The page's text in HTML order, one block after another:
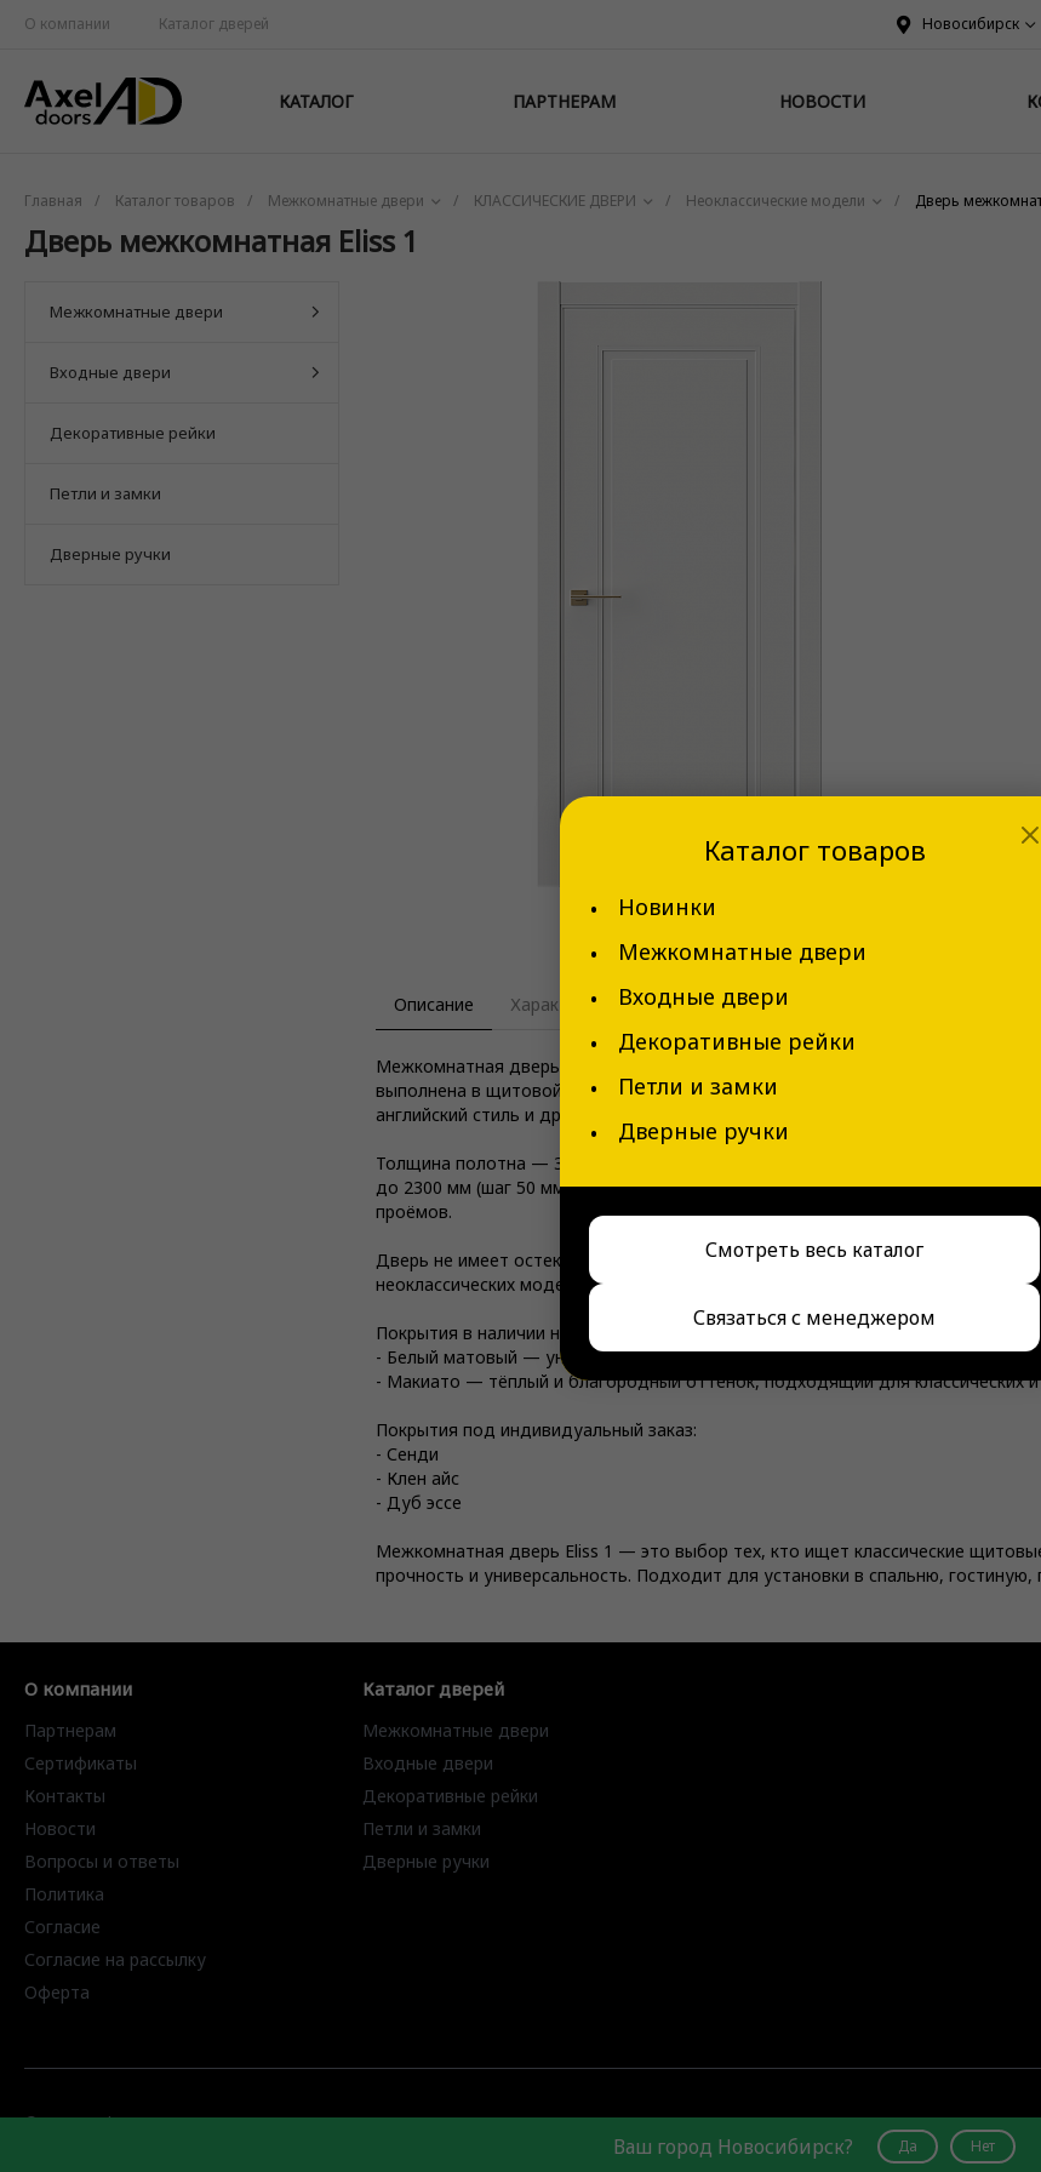
О компании Каталог дверей Новосибирск
Ваш город Новосибирск? Да Нет
КАТАЛОГ ПАРТНЕРАМ НОВОСТИ
Главная / Каталог товаров / Межкомнатные двери / КЛАССИЧЕСКИЕ ДВЕРИ / Неоклассические модели / Дверь
Дверь межкомнатная Eliss 1
Межкомнатные двери
Входные двери
Декоративные рейки
Петли и замки
Дверные ручки
Описание Характеристики
Межкомнатная дверь Eliss 1 — это элегантное и изысканное решение для
выполнена в щитовой неоклассической конструкции, что делает её
английский стиль и другие традиционные направления.
Толщина полотна — 38 мм, что обеспечивает надёжность, звукоизоляцию
до 2300 мм (шаг 50 мм), а ширина — от 400 до 950 мм (шаг 50 мм), что
проёмов.
Дверь не имеет остекления, алюминиевой кромки и молдингов, что
неоклассических моделей. Это делает её особенно привлекательной для
Покрытия в наличии на складе:
- Белый матовый — универсальное и элегантное решение для светлых
- Макиато — тёплый и благородный оттенок, подходящий для классических и
Покрытия под индивидуальный заказ:
- Сенди
- Клен айс
- Дуб эссе
Межкомнатная дверь Eliss 1 — это выбор тех, кто ищет классические
прочность и универсальность. Подходит для установки в спальню,
О компании
Партнерам
Сертификаты
Контакты
Новости
Вопросы и ответы
Политика
Согласие
Согласие на рассылку
Оферта
Каталог дверей
Межкомнатные двери
Входные двери
Декоративные рейки
Петли и замки
Дверные ручки
© 2026 AxelDoors, Все права защищены
Каталог товаров
Новинки
Межкомнатные двери
Входные двери
Декоративные рейки
Петли и замки
Дверные ручки
Смотреть весь каталог
Связаться с менеджером